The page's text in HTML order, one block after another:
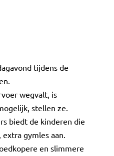
tijdens de
wegvalt, is
stellen ze.
biedt de kinderen die
gymles aan.
en slimmere